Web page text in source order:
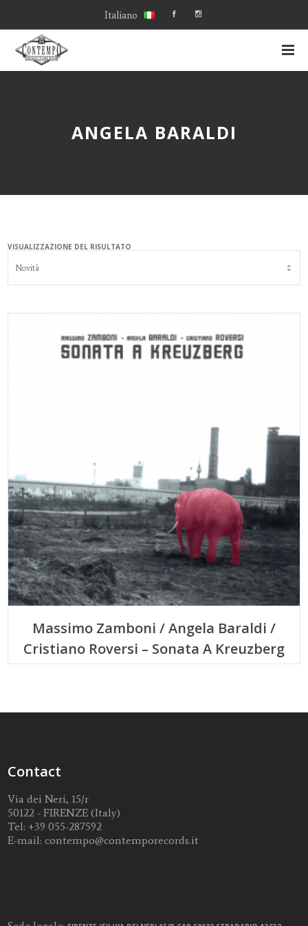
Italiano
ANGELA BARALDI
VISUALIZZAZIONE DEL RISULTATO
Massimo Zamboni / Angela Baraldi /
Cristiano Roversi – Sonata A Kreuzberg
Contact
Via dei Neri, 15/r
50122 - FIRENZE (Italy)
Tel:+39 055-287592
E-mail:contempo@contemporecords.it